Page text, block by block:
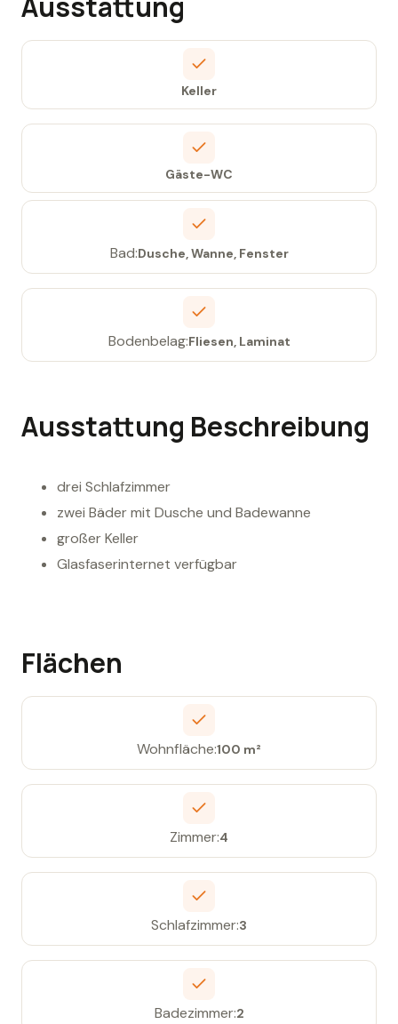
Keller
Gäste-WC
Bad:Dusche, Wanne, Fenster
Bodenbelag:Fliesen, Laminat
Ausstattung Beschreibung
drei Schlafzimmer
zwei Bäder mit Dusche und Badewanne
großer Keller
Glasfaserinternet verfügbar
Flächen
Wohnfläche:100 m²
Zimmer:4
Schlafzimmer:3
Badezimmer:2